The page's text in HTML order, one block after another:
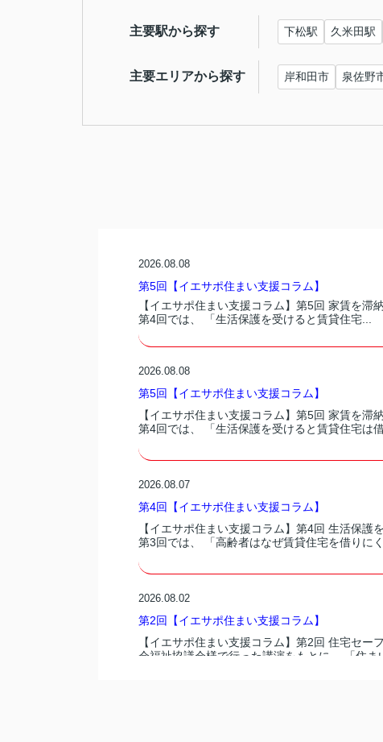
主要駅から探す 下松駅 久米田駅
主要エリアから探す 岸和田市 泉佐野
2026.08.08
第5回【イエサポ住まい支援コラム】
【イエサポ住まい支援コラム】第5回 家賃を
第4回では、 「生活保護を受けると賃貸住宅...
2026.08.08
第5回【イエサポ住まい支援コラム】
【イエサポ住まい支援コラム】第5回 家賃を
第4回では、 「生活保護を受けると賃貸住宅は
2026.08.07
第4回【イエサポ住まい支援コラム】
【イエサポ住まい支援コラム】第4回 生活保
第3回では、 「高齢者はなぜ賃貸住宅を借りに
2026.08.02
第2回【イエサポ住まい支援コラム】
【イエサポ住まい支援コラム】第2回 住宅セ
会福祉協議会様で行った講演をもとに、 「住